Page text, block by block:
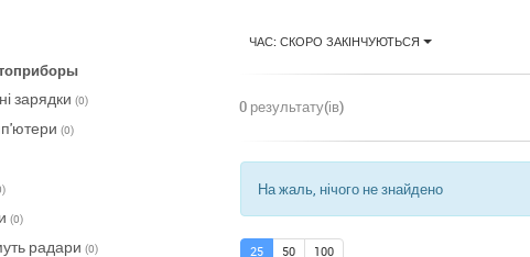
зарядки (0)
(0)
(0)
радари (0)
ЧАС: СКОРО ЗАКІНЧУЮТЬСЯ
0 результату(ів)
На жаль, нічого не знайдено
25 50 100